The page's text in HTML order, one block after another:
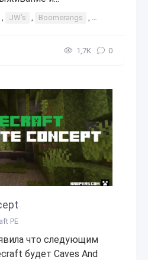
, JW’s , Boomerangs , бумиранг
1,7К 0
PE
что следующим
будет Caves And